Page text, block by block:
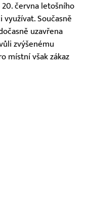
června letošního
Současně
uzavřena
zvýšenému
místní však zákaz